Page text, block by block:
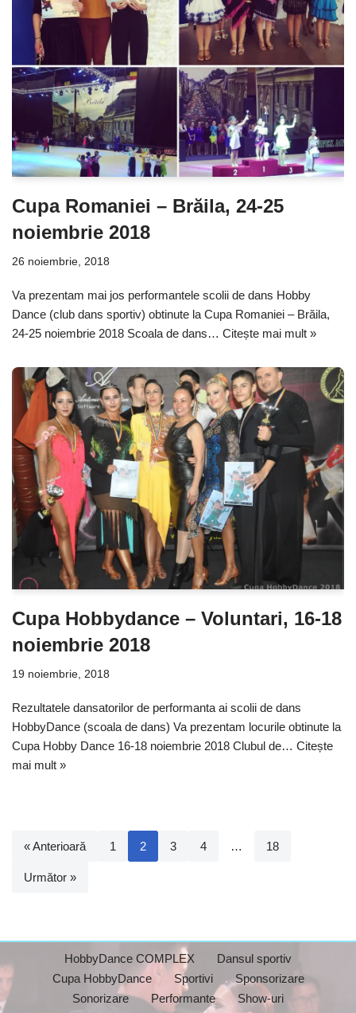
Cupa Romaniei – Brăila, 24-25
noiembrie 2018
26 noiembrie, 2018
Va prezentam mai jos performantele scolii de dans Hobby
Dance (club dans sportiv) obtinute la Cupa Romaniei – Brăila,
24-25 noiembrie 2018 Scoala de dans… Citește mai mult »
Cupa Hobbydance – Voluntari, 16-18
noiembrie 2018
19 noiembrie, 2018
Rezultatele dansatorilor de performanta ai scolii de dans
HobbyDance (scoala de dans) Va prezentam locurile obtinute la
Cupa Hobby Dance 16-18 noiembrie 2018 Clubul de… Citește
mai mult »
« Anterioară 1 2 3 4 … 18
Următor »
HobbyDance COMPLEX
Dansul sportiv
Cupa HobbyDance
Sportivi
Sponsorizare
Sonorizare
Performante
Show-uri